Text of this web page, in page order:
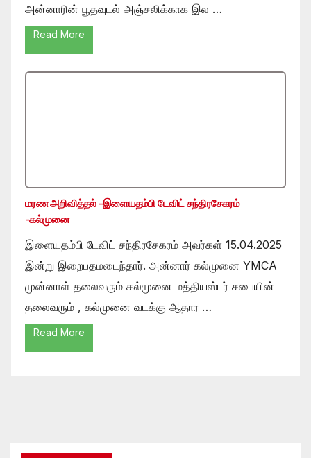
அன்னாரின் பூதவுடல் அஞ்சலிக்காக இல …
Read More
மரண அறிவித்தல் -இளையதம்பி டேவிட் சந்திரசேகரம்
-கல்முனை
இளையதம்பி டேவிட் சந்திரசேகரம் அவர்கள் 15.04.2025
இன்று இறைபதமடைந்தார். அன்னார் கல்முனை YMCA
முன்னாள் தலைவரும் கல்முனை மத்தியஸ்டர் சபையின்
தலைவரும் , கல்முனை வடக்கு ஆதார …
Read More